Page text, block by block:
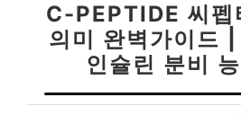
C-PEPTIDE 씨펩
의미 완벽가이드
인슐린 분비